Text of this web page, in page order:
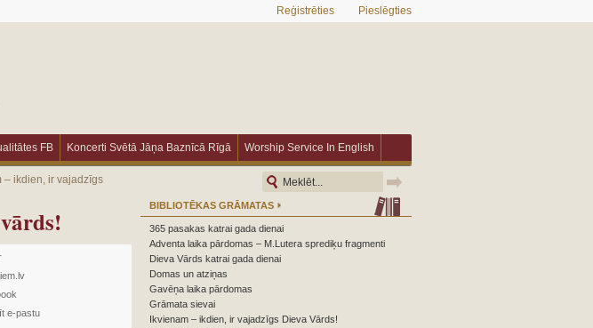
Reģistrēties Pieslēgties
FB Koncerti Svētā Jāņa Baznīcā Rīgā Worship Service In English
– ikdien, ir vajadzīgs
e-pastu
BIBLIOTĒKAS GRĀMATAS
365 pasakas katrai gada dienai
Adventa laika pārdomas – M.Lutera sprediķu fragmenti
Dieva Vārds katrai gada dienai
Domas un atziņas
Gavēņa laika pārdomas
Grāmata sievai
Ikvienam – ikdien, ir vajadzīgs Dieva Vārds!